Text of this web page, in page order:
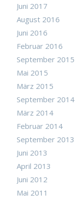
Juni 2017
August 2016
Juni 2016
Februar 2016
September 2015
Mai 2015
März 2015
September 2014
März 2014
Februar 2014
September 2013
Juni 2013
April 2013
Juni 2012
Mai 2011